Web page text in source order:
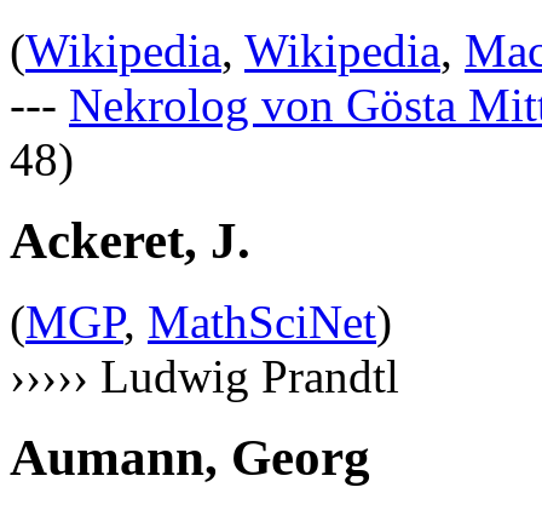
(Wikipedia, Wikipedia,
--- Nekrolog von Gösta
48)
Ackeret, J.
(MGP, MathSciNet)
››››› Ludwig Prandtl
Aumann, Georg